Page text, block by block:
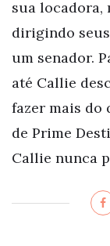
sua locadora,
dirigindo
um senador.
até Callie
fazer mais do
de Prime
Callie nunca